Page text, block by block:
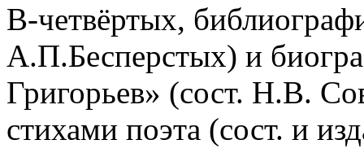
В-четвёртых,
А.П.Бесперстых) и
Григорьев» (сост. Н.В.
стихами поэта (сост. и